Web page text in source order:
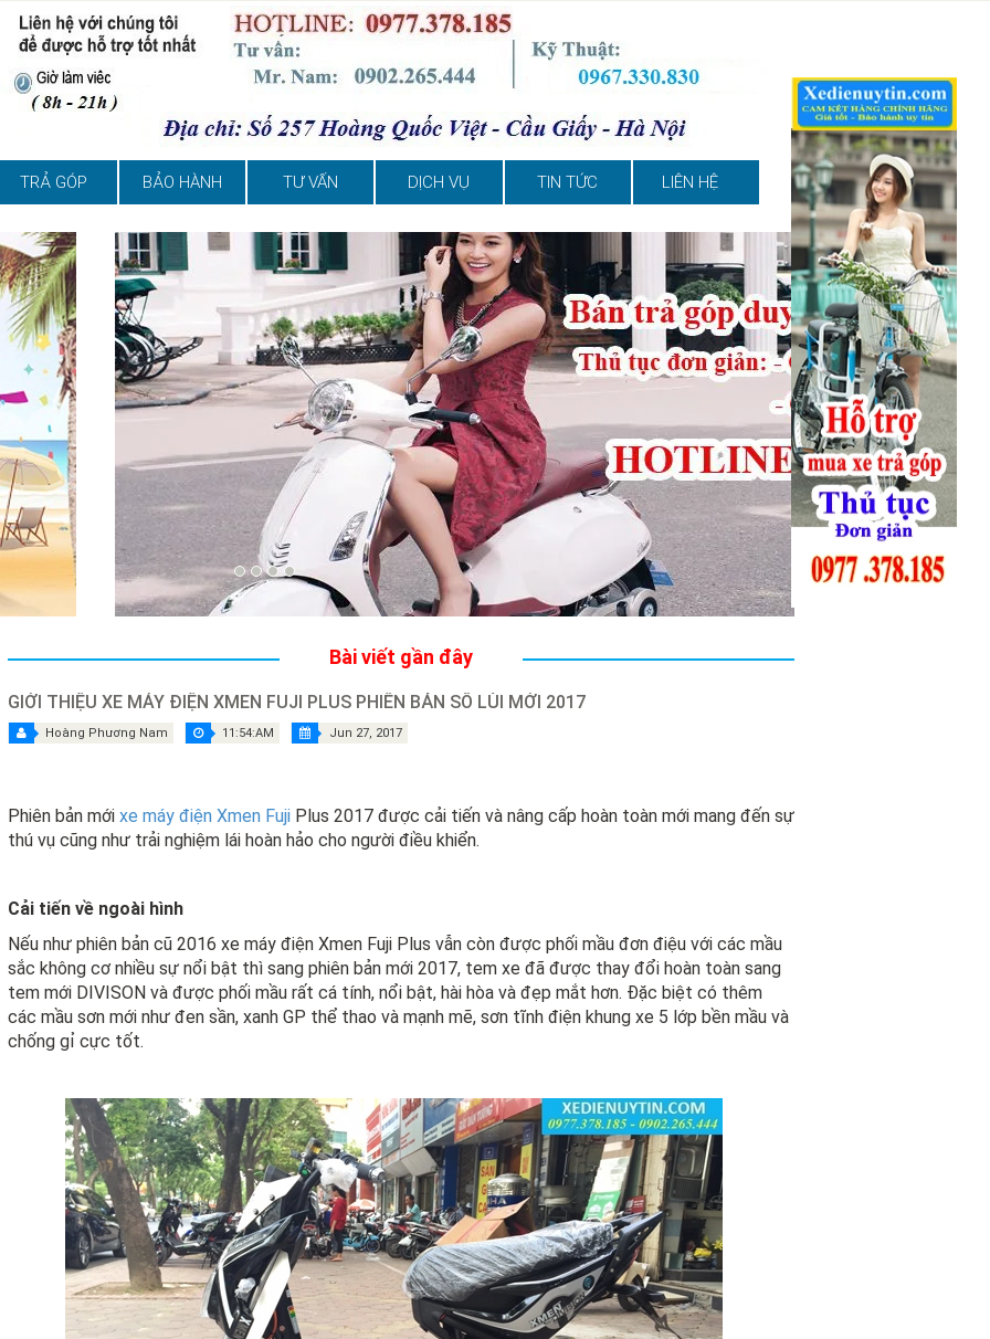
TRẢ GÓP BẢO HÀNH TƯ VẤN DỊCH VỤ TIN TỨC LIÊN HỆ
Bài viết gần đây
GIỚI THIỆU XE MÁY ĐIỆN XMEN FUJI PLUS PHIÊN BẢN SỐ LÙI MỚI 2017
Hoàng Phương Nam 11:54:AM Jun 27, 2017
Phiên bản mới xe máy điện Xmen FujiPlus 2017 được cải tiến và nâng cấp hoàn toàn mới mang đến sự
thú vụ cũng như trải nghiệm lái hoàn hảo cho người điều khiển.
Cải tiến về ngoài hình
Nếu như phiên bản cũ 2016 xe máy điện Xmen Fuji Plus vẫn còn được phối mầu đơn điệu với các mầu
sắc không cơ nhiều sự nổi bật thì sang phiên bản mới 2017, tem xe đã được thay đổi hoàn toàn sang
tem mới DIVISON và được phối mầu rất cá tính, nổi bật, hài hòa và đẹp mắt hơn. Đặc biệt có thêm
các mầu sơn mới như đen sần, xanh GP thể thao và mạnh mẽ, sơn tĩnh điện khung xe 5 lớp bền mầu và
chống gỉ cực tốt.